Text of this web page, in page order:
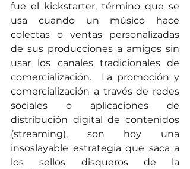
fue el kickstarter, término que se
usa cuando un músico hace
colectas o ventas personalizadas
de sus producciones a amigos sin
usar los canales tradicionales de
comercialización.  La promoción y
comercialización a través de redes
sociales o aplicaciones de
distribución digital de contenidos
(streaming), son hoy una
insoslayable estrategia que saca a
los sellos disqueros de la